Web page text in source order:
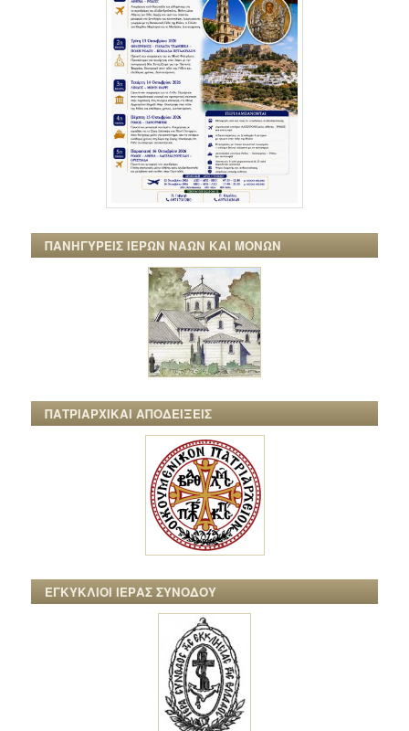
ΠΑΝΗΓΥΡΕΙΣ ΙΕΡΩΝ ΝΑΩΝ ΚΑΙ ΜΟΝΩΝ
ΠΑΤΡΙΑΡΧΙΚΑΙ ΑΠΟΔΕΙΞΕΙΣ
ΕΓΚΥΚΛΙΟΙ ΙΕΡΑΣ ΣΥΝΟΔΟΥ